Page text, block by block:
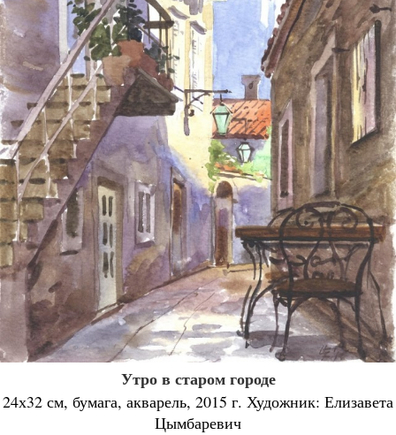
Утро в старом городе
24х32 см, бумага, акварель, 2015 г. Художник: Елизавета
Цымбаревич